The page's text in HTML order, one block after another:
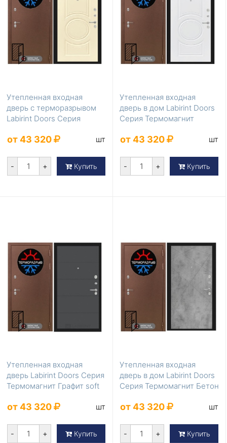
Утепленная входная
дверь с терморазрывом
Labirint Doors Серия
от 43 320 шт
- + Купить
Утепленная входная
дверь в дом Labirint Doors
Серия Термомагнит
от 43 320 шт
- + Купить
Утепленная входная
дверь Labirint Doors Серия
Термомагнит Графит soft
от 43 320 шт
- + Купить
Утепленная входная
дверь в дом Labirint Doors
Серия Термомагнит Бетон
от 43 320 шт
- + Купить